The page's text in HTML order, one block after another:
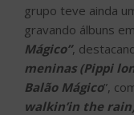
grupo teve ainda
gravando álbuns
Mágico”,
meninas (Pippi
Balão Mágico”,
walkin’in the